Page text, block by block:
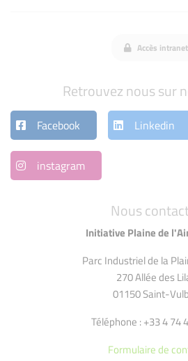
Nous
Initiative Plaine de
Parc Industriel de la
270 Allée des
01150 Saint-
Téléphone : +33 4 74
Formulaire de
Accès intranet
Retrouvez nous sur
Facebook Linkedin
instagram